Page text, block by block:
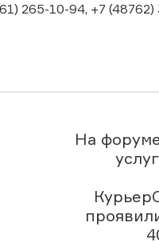
265-10-94, +7 (48762)
На